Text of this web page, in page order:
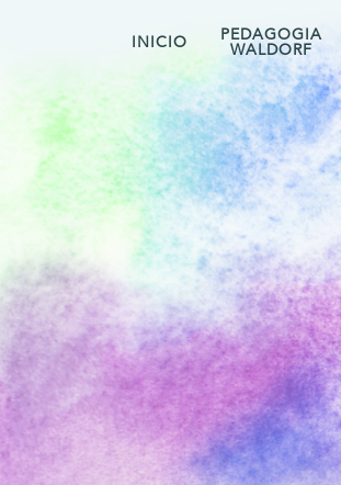
INICIO PEDAGOGIA
WALDORF